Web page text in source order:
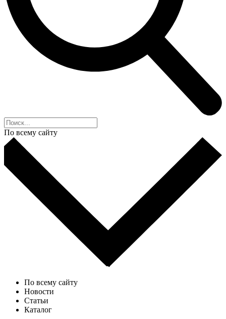
По всему сайту
По всему сайту
Новости
Статьи
Каталог